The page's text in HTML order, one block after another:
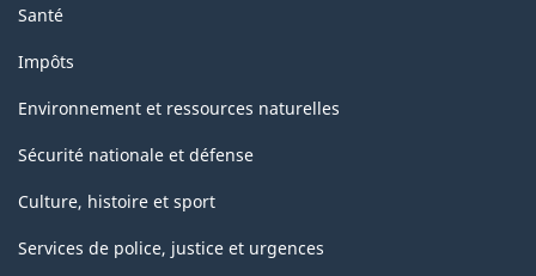
Santé
Impôts
Environnement et ressources naturelles
Sécurité nationale et défense
Culture, histoire et sport
Services de police, justice et urgences